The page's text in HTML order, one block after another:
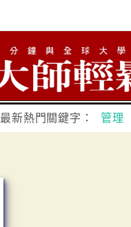
最新熱門關鍵字： 管理